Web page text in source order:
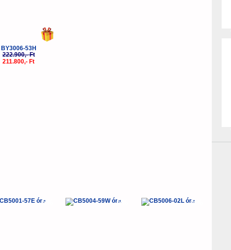
BY3006-53H
222.900,- Ft
211.800,- Ft
-5% -5% -5%